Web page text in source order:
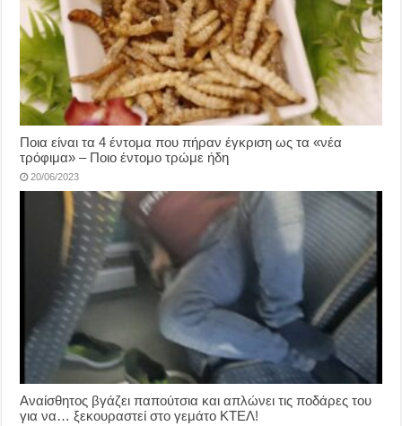
Ποια είναι τα 4 έντομα που πήραν έγκριση ως τα «νέα
τρόφιμα» – Ποιο έντομο τρώμε ήδη
20/06/2023
Αναίσθητος βγάζει παπούτσια και απλώνει τις ποδάρες του
για να… ξεκουραστεί στο γεμάτο ΚΤΕΛ!